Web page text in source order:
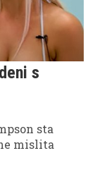
slovenskih
nam je med
ledu in
na ledu
tak način
s
sta
mislita